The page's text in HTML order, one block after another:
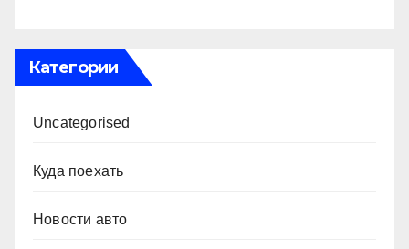
Категории
Uncategorised
Куда поехать
Новости авто